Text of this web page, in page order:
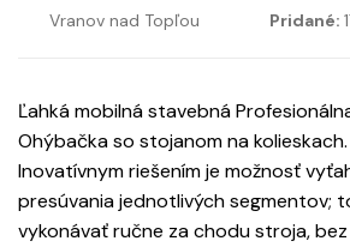
Vranov nad Topľou Pridané:
Ľahká mobilná stavebná
Ohýbačka so stojanom na kolieskach.
Inovatívnym riešením je možnosť
presúvania jednotlivých segmentov;
vykonávať ručne za chodu stroja,